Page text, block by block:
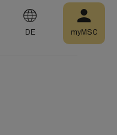
DE myMSC